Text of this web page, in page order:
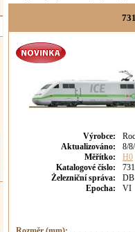
Výrobce:
Aktualizováno:
8/
Měřítko:
H0
Katalogové číslo:
Železniční správa:
Epocha:
VI